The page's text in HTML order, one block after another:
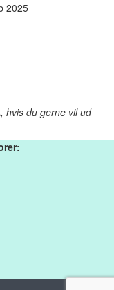
2025
hvis du gerne vil ud